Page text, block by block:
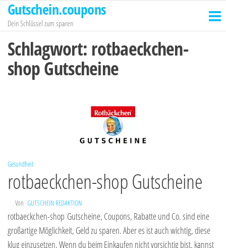
Zum
Inhalt
springen
Gutschein.coupons
Dein Schlüssel zum sparen
Schlagwort: rotbaeckchen-
shop Gutscheine
Gesundheit
rotbaeckchen-shop Gutscheine
Von GUTSCHEIN REDAKTION
rotbaeckchen-shop Gutscheine, Coupons, Rabatte und Co. sind eine
großartige Möglichkeit, Geld zu sparen. Aber es ist auch wichtig, diese
klug einzusetzen. Wenn du beim Einkaufen nicht vorsichtig bist, kannst